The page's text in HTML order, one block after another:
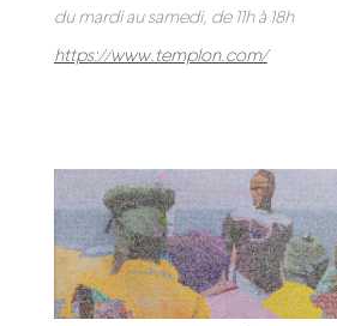
du mardi au samedi, de 11h à 18h
https://www.templon.com/